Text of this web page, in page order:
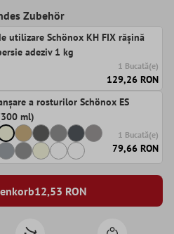
Zubehör
utilizare Schönox KH FIX rășină
adeziv 1 kg
1 Bucată(e)
129,26 RON
a rosturilor Schönox ES
ml)
1 Bucată(e)
79,66 RON
12,53 RON